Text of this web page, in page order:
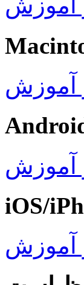
آموزش
آموزش
آموزش
iOS/
آموزش